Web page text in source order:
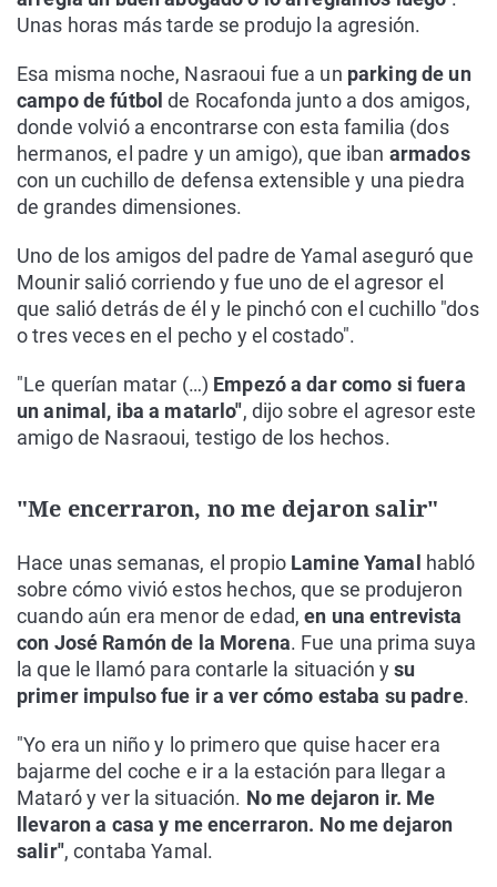
Unas horas más tarde se produjo la agresión.
Esa misma noche, Nasraoui fue a un parking de un
campo de fútbol de Rocafonda junto a dos amigos,
donde volvió a encontrarse con esta familia (dos
hermanos, el padre y un amigo), que iban armados
con un cuchillo de defensa extensible y una piedra
de grandes dimensiones.
Uno de los amigos del padre de Yamal aseguró que
Mounir salió corriendo y fue uno de el agresor el
que salió detrás de él y le pinchó con el cuchillo "dos
o tres veces en el pecho y el costado".
"Le querían matar (…) Empezó a dar como si fuera
un animal, iba a matarlo", dijo sobre el agresor este
amigo de Nasraoui, testigo de los hechos.
"Me encerraron, no me dejaron salir"
Hace unas semanas, el propioLamine Yamal
habló
sobre cómo vivió estos hechos, que se produjeron
cuando aún era menor de edad,en una entrevista
con José Ramón de la Morena. Fue una prima suya
la que le llamó para contarle la situación ysu
primer impulso fue ir a ver cómo estaba su padre.
"Yo era un niño y lo primero que quise hacer era
bajarme del coche e ir a la estación para llegar a
Mataró y ver la situación. No me dejaron ir. Me
llevaron a casa y me encerraron. No me dejaron
salir", contaba Yamal.